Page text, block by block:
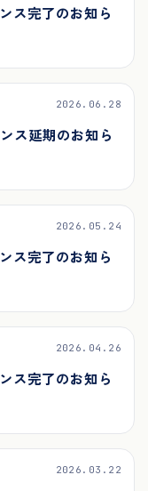
ス完了のお知ら
2026.06.28
ス延期のお知ら
2026.05.24
ス完了のお知ら
2026.04.26
ス完了のお知ら
2026.03.22